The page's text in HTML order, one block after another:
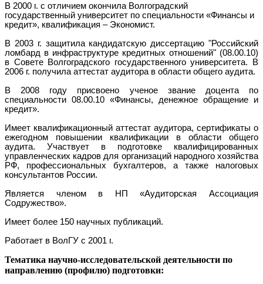
В 2000 г. с отличием окончила Волгоградский
государственный университет по специальности «Финансы и
кредит», квалификация – Экономист.
В 2003 г. защитила кандидатскую диссертацию "Российский
ломбард в инфраструктуре кредитных отношений" (08.00.10)
в Совете Волгоградского государственного университета. В
2006 г. получила аттестат аудитора в области общего аудита.
В 2008 году присвоено ученое звание доцента по
специальности 08.00.10 «Финансы, денежное обращение и
кредит».
Имеет квалификационный аттестат аудитора, сертификаты о
ежегодном повышении квалификации в области общего
аудита. Участвует в подготовке квалифицированных
управленческих кадров для организаций народного хозяйства
РФ, профессиональных бухгалтеров, а также налоговых
консультантов России.
Является членом в НП «Аудиторская Ассоциация
Содружество».
Имеет более 150 научных публикаций.
Работает в ВолГУ с 2001 г.
Тематика научно-исследовательской деятельности по
направлению (профилю) подготовки: